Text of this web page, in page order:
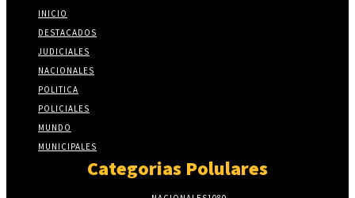
INICIO
DESTACADOS
JUDICIALES
NACIONALES
POLITICA
POLICIALES
MUNDO
MUNICIPALES
Categorias Polulares